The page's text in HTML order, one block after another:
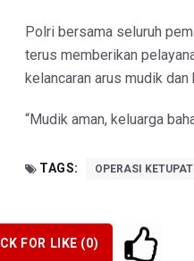
Polri bersama seluruh
terus memberikan
kelancaran arus mudik
“Mudik aman, keluarga
TAGS: OPERASI
FOR LIKE (0)